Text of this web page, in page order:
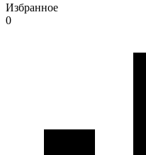
Избранное
0